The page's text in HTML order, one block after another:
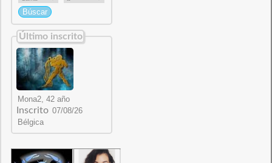
Último inscrito
Inscrito